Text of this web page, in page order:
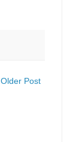
Older Post